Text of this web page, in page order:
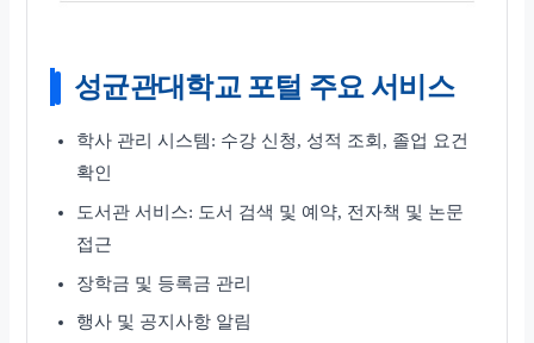
성균관대학교 포털 주요 서비스
학사 관리 시스템: 수강 신청, 성적 조회, 졸업 요건
확인
도서관 서비스: 도서 검색 및 예약, 전자책 및 논문
접근
장학금 및 등록금 관리
행사 및 공지사항 알림